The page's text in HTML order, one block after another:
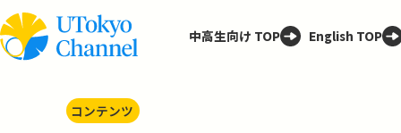
中高生向け TOP English TOP
コンテンツ